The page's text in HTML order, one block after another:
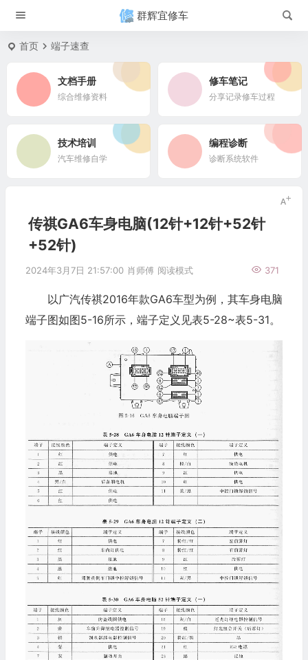
群辉宜修车
首页 端子速查
文档手册
综合维修资料
修车笔记
分享记录修车过程
技术培训
汽车维修自学
编程诊断
诊断系统软件
传祺GA6车身电脑(12针+12针+52针
+52针)
2024年3月7日 21:57:00 肖师傅 371
阅读模式
以广汽传祺2016年款GA6车型为例，其车身电脑
端子图如图5-16所示，端子定义见表5-28~表5-31。